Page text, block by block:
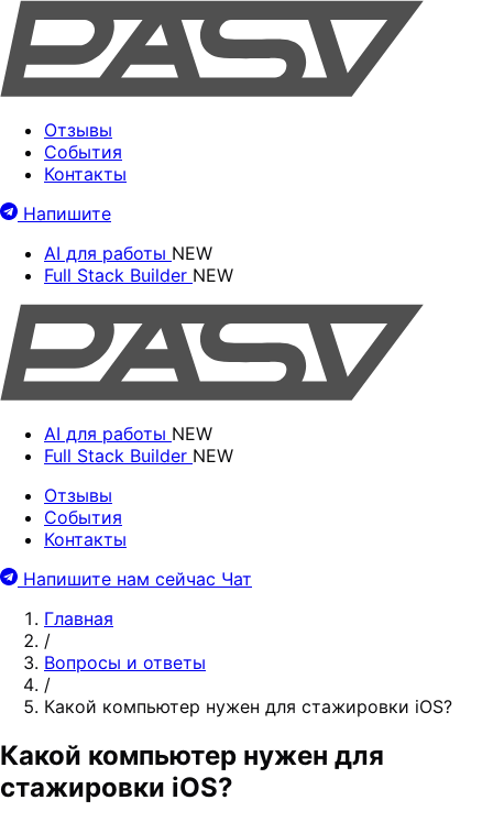
Отзывы
События
Контакты
Напишите
AI для работы NEW
Full Stack Builder NEW
AI для работы NEW
Full Stack Builder NEW
Отзывы
События
Контакты
Напишите нам сейчас Чат
Главная
/
Вопросы и ответы
/
Какой компьютер нужен для стажировки iOS?
Какой компьютер нужен для
стажировки iOS?